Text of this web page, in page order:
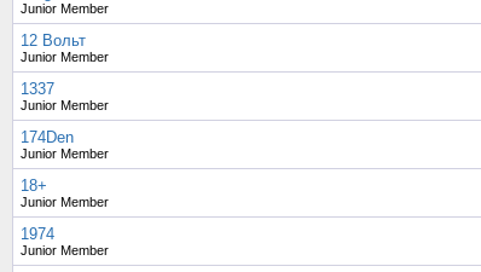
Junior Member
12 Вольт
Junior Member
1337
Junior Member
174Den
Junior Member
18+
Junior Member
1974
Junior Member